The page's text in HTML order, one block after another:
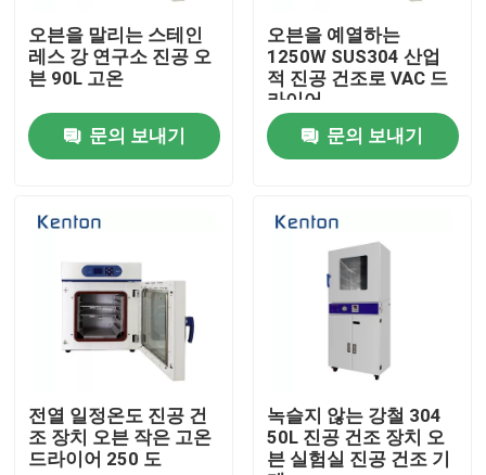
제품 소개
시험소 드라이어 오븐
항온 배양기
냉각 인큐베이터
내후성 챔버
오븐을 말리는 스테인
레스 강 연구소 진공 오
븐 90L 고온
문의 보내기
오븐을 예열하는
1250W SUS304 산업
적 진공 건조로 VAC 드
라이어
문의 보내기
전열 일정온도 진공 건
조 장치 오븐 작은 고온
드라이어 250 도
녹슬지 않는 강철 304
50L 진공 건조 장치 오
븐 실험실 진공 건조 기